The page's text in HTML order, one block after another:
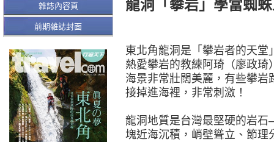
龍洞「攀岩」學當蜘
東北角龍洞是「攀岩者的天
熱愛攀岩的教練阿琦（廖政
海景非常壯闊美麗，有些攀
接掉進海裡，非常刺激！
龍洞地質是台灣最堅硬的岩
塊近海沉積，峭壁聳立、節理
雜誌內容頁
前期雜誌封面